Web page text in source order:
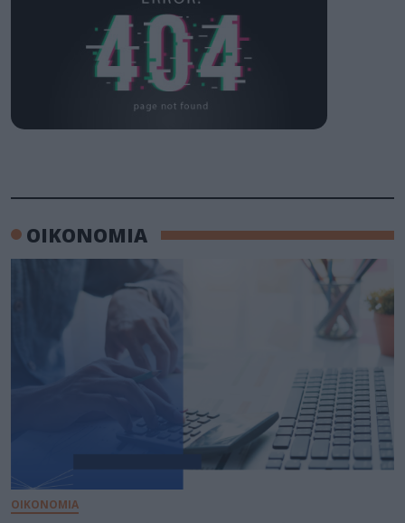
ΟΙΚΟΝΟΜΙΑ
ΟΙΚΟΝΟΜΙΑ